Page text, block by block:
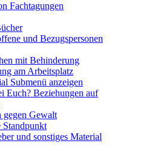
Fachtagungen
und Bezugspersonen
mit Behinderung
am Arbeitsplatz
Submenü anzeigen
Euch? Beziehungen auf
gegen Gewalt
und sonstiges Material